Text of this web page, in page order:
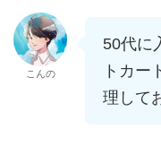
こんの
50代に
トカー
理して